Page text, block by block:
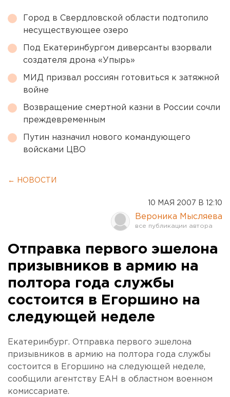
Город в Свердловской области подтопило
несуществующее озеро
Под Екатеринбургом диверсанты взорвали
создателя дрона «Упырь»
МИД призвал россиян готовиться к затяжной
войне
Возвращение смертной казни в России сочли
преждевременным
Путин назначил нового командующего
войсками ЦВО
← НОВОСТИ
10 МАЯ 2007 В 12:10
Вероника Мысляева
Отправка первого эшелона
призывников в армию на
полтора года службы
состоится в Егоршино на
следующей неделе
Екатеринбург. Отправка первого эшелона
призывников в армию на полтора года службы
состоится в Егоршино на следующей неделе,
сообщили агентству ЕАН в областном военном
комиссариате.